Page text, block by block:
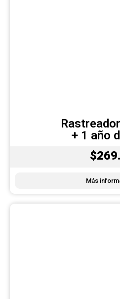
+ 1 año
Más